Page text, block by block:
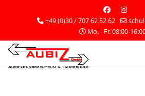
+49 (0)30 / 707 62 52 62
Mo. - Fr. 08:00-